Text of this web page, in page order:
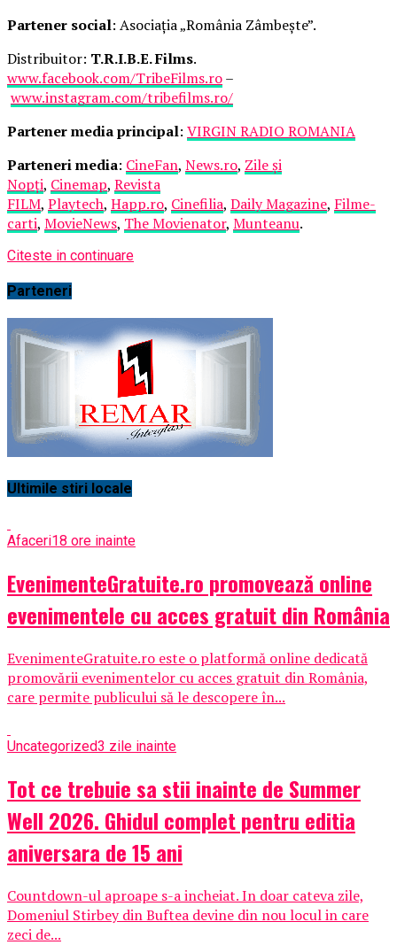
Partener social: Asociația „România Zâmbește”.
Distribuitor: T.R.I.B.E. Films.
www.facebook.com/TribeFilms.ro–
www.instagram.com/tribefilms.ro/
Partener media principal: VIRGIN RADIO ROMANIA
Parteneri media: CineFan, News.ro, Zile și
Nopți, Cinemap, Revista
FILM, Playtech, Happ.ro, Cinefilia, Daily Magazine, Filme-
carti, MovieNews, The Movienator, Munteanu.
Citeste in continuare
Parteneri
Ultimile stiri locale
Afaceri18 ore inainte
EvenimenteGratuite.ro promovează online
evenimentele cu acces gratuit din România
EvenimenteGratuite.ro este o platformă online dedicată
promovării evenimentelor cu acces gratuit din România,
care permite publicului să le descopere în...
Uncategorized3 zile inainte
Tot ce trebuie sa stii inainte de Summer
Well 2026. Ghidul complet pentru editia
aniversara de 15 ani
Countdown-ul aproape s-a incheiat. In doar cateva zile,
Domeniul Stirbey din Buftea devine din nou locul in care
zeci de...